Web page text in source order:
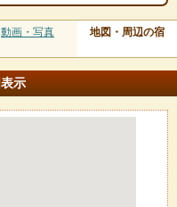
動画・写真 地図・周辺の宿
表示